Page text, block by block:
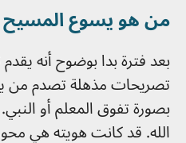
من هو يسوع المسيح
بعد فترة بدا بوضوح أنه
تصريحات مذهلة تصدم من
بصورة تفوق المعلم أو
الله. قد كانت هويته هي